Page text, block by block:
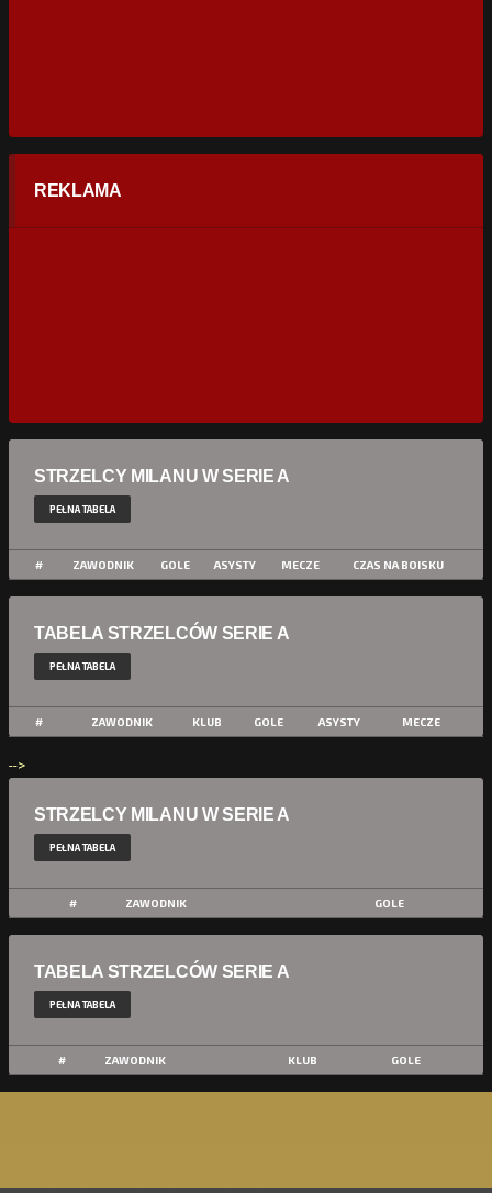
REKLAMA
STRZELCY MILANU W SERIE A
PEŁNA TABELA
# ZAWODNIK GOLE ASYSTY MECZE CZAS NA BOISKU
TABELA STRZELCÓW SERIE A
PEŁNA TABELA
# ZAWODNIK KLUB GOLE ASYSTY MECZE
-->
STRZELCY MILANU W SERIE A
PEŁNA TABELA
# ZAWODNIK GOLE
TABELA STRZELCÓW SERIE A
PEŁNA TABELA
# ZAWODNIK KLUB GOLE